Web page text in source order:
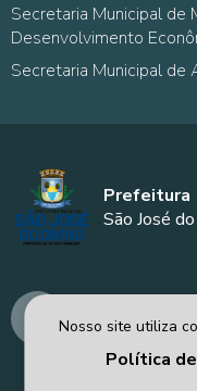
Secretaria Municipal de
Desenvolvimento
Secretaria Municipal
Prefeitura
São José
AVENIDA
MUNICIPAL
Nosso site utiliza
Política